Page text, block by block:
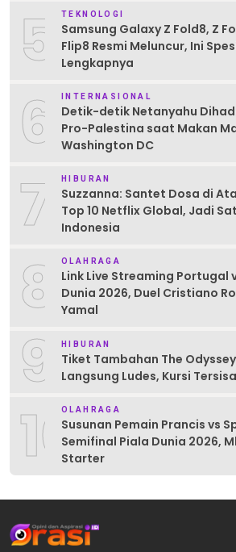
5 TEKNOLOGI
Samsung Galaxy Z Fold8, Z
Flip8 Resmi Meluncur, Ini
Lengkapnya
6 INTERNASIONAL
Detik-detik Netanyahu
Pro-Palestina saat Makan
Washington DC
7 HIBURAN
Suzzanna: Santet Dosa di
Top 10 Netflix Global, Jadi
Indonesia
8 OLAHRAGA
Link Live Streaming Portugal
Dunia 2026, Duel Cristiano
Yamal
9 HIBURAN
Tiket Tambahan The
Langsung Ludes, Kursi
10OLAHRAGA
Susunan Pemain Prancis vs
Semifinal Piala Dunia 2026,
Starter